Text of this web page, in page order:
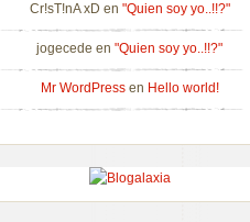
Cr!sT!nA xD en "Quien soy yo..!!?"
jogecede en "Quien soy yo..!!?"
Mr WordPressen Hello world!